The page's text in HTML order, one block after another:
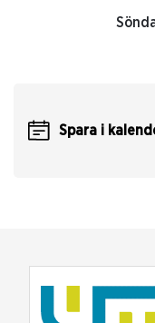
Spara i